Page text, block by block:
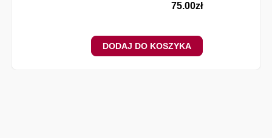
75.00zł
DODAJ DO KOSZYKA